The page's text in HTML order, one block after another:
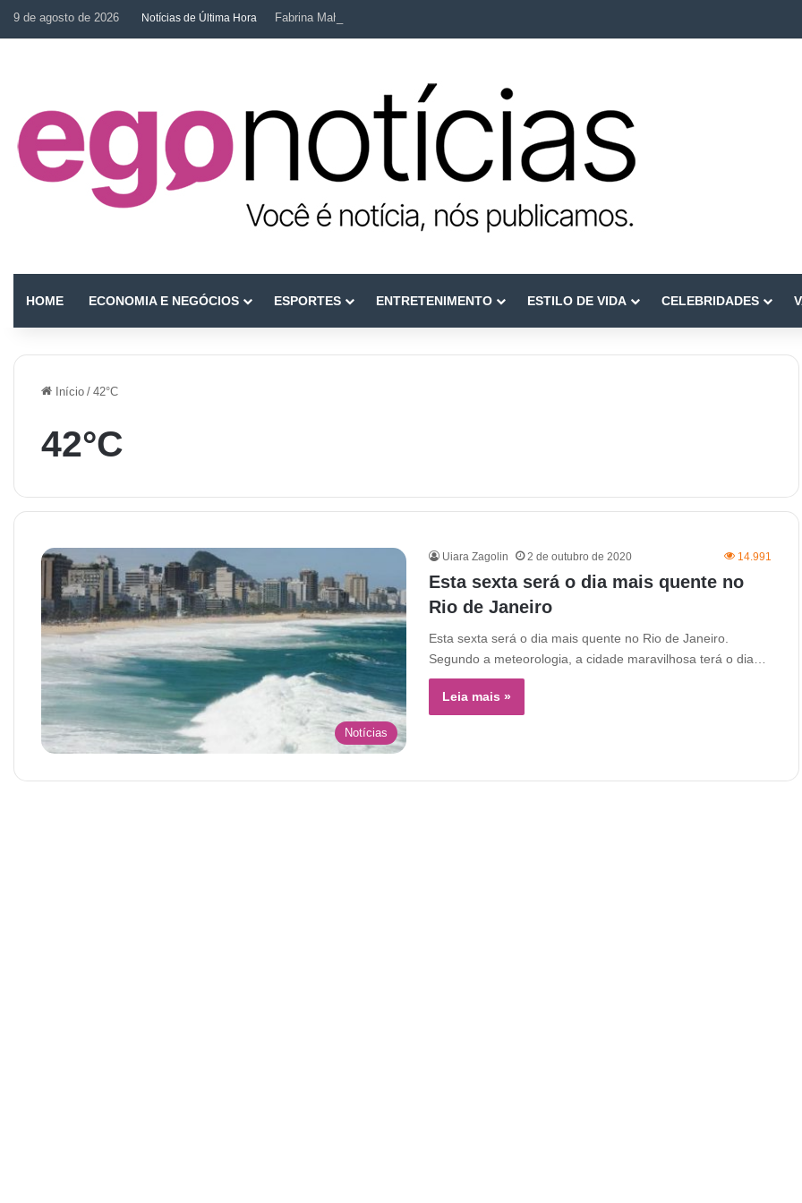
9 de agosto de 2026 Notícias de Última Hora Fabrina Mahin e a arte de reconstruir confiança
HOME ECONOMIA E NEGÓCIOS ESPORTES ENTRETENIMENTO ESTILO DE VIDA CELEBRIDADES
Início / 42°C
42°C
Notícias
Uiara Zagolin 2 de outubro de 2020 14.991
Esta sexta será o dia mais quente no
Rio de Janeiro
Esta sexta será o dia mais quente no Rio de Janeiro.
Segundo a meteorologia, a cidade maravilhosa terá o dia…
Leia mais »